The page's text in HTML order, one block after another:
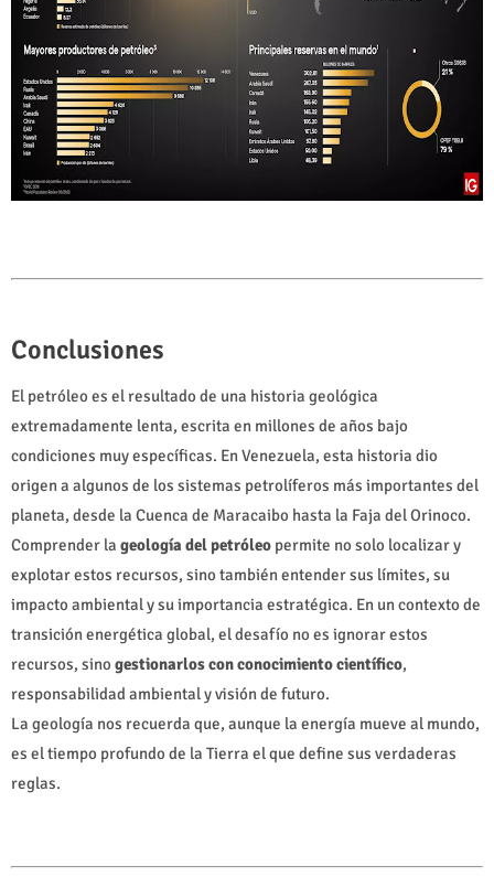
Conclusiones
El petróleo es el resultado de una historia geológica
extremadamente lenta, escrita en millones de años bajo
condiciones muy específicas. En Venezuela, esta historia dio
origen a algunos de los sistemas petrolíferos más importantes del
planeta, desde la Cuenca de Maracaibo hasta la Faja del Orinoco.
Comprender la geología del petróleo permite no solo localizar y
explotar estos recursos, sino también entender sus límites, su
impacto ambiental y su importancia estratégica. En un contexto de
transición energética global, el desafío no es ignorar estos
recursos, sino gestionarlos con conocimiento científico,
responsabilidad ambiental y visión de futuro.
La geología nos recuerda que, aunque la energía mueve al mundo,
es el tiempo profundo de la Tierra el que define sus verdaderas
reglas.